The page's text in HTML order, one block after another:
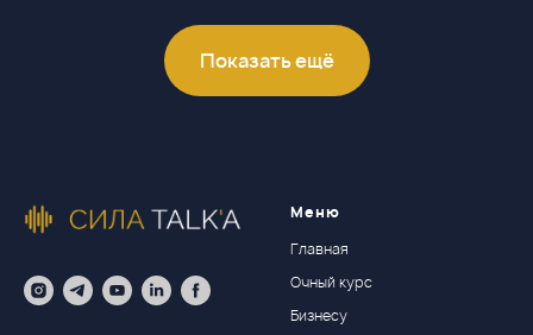
Показать ещё
Меню
Главная
Очный курс
Бизнесу